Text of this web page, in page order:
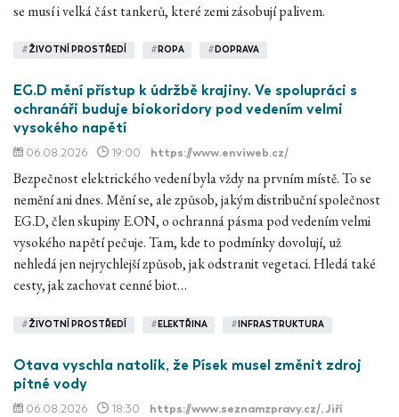
se musí i velká část tankerů, které zemi zásobují palivem.
#ŽIVOTNÍ PROSTŘEDÍ # ROPA # DOPRAVA
EG.D mění přístup k údržbě krajiny. Ve spolupráci s
ochranáři buduje biokoridory pod vedením velmi
vysokého napětí
06.08.2026 19:00 https://www.enviweb.cz/
Bezpečnost elektrického vedení byla vždy na prvním místě. To se
nemění ani dnes. Mění se, ale způsob, jakým distribuční společnost
EG.D, člen skupiny E.ON, o ochranná pásma pod vedením velmi
vysokého napětí pečuje. Tam, kde to podmínky dovolují, už
nehledá jen nejrychlejší způsob, jak odstranit vegetaci. Hledá také
cesty, jak zachovat cenné biot…
#ŽIVOTNÍ PROSTŘEDÍ # ELEKTŘINA # INFRASTRUKTURA
Otava vyschla natolik, že Písek musel změnit zdroj
pitné vody
06.08.2026 18:30 https://www.seznamzpravy.cz/, Jiří